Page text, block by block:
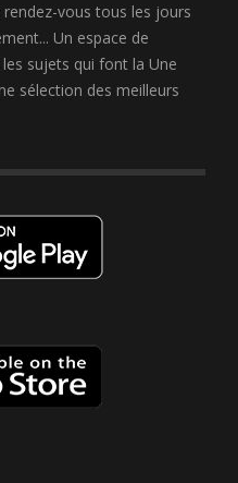
vous tous les jours
Un espace de
sujets qui font la Une
sélection des meilleurs